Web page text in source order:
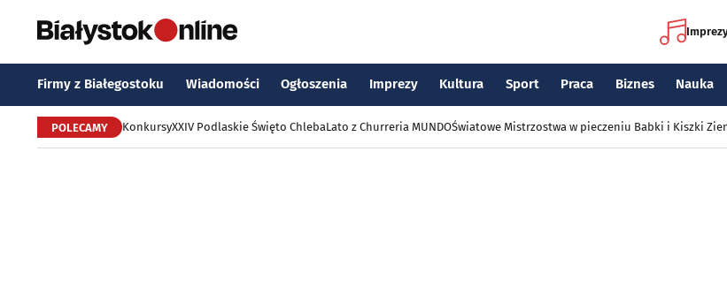
Firmy z Białegostoku Wiadomości Ogłoszenia Imprezy Kultura Sport Praca Biznes Nauka
POLECAMY KonkursyXXIV Podlaskie Święto ChlebaLato z Churreria MUNDOŚwiatowe Mistrzostwa w pieczeniu Babki i Kiszki